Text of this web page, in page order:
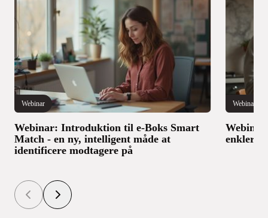
Webinar
Webinar: Introduktion til e-Boks Smart
Match - en ny, intelligent måde at
identificere modtagere på
Webinar
enklere